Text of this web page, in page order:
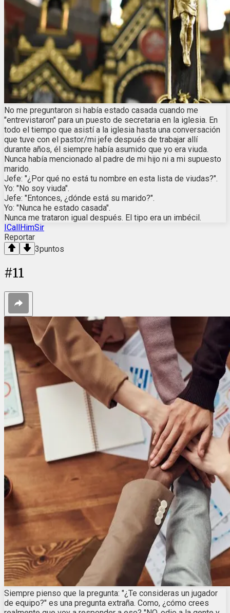
No me preguntaron si había estado casada cuando me
"entrevistaron" para un puesto de secretaria en la iglesia. En
todo el tiempo que asistí a la iglesia hasta una conversación
que tuve con el pastor/mi jefe después de trabajar allí
durante años, él siempre había asumido que yo era viuda.
Nunca había mencionado al padre de mi hijo ni a mi supuesto
marido.
Jefe: "¿Por qué no está tu nombre en esta lista de viudas?".
Yo: "No soy viuda".
Jefe: "Entonces, ¿dónde está su marido?".
Yo: "Nunca he estado casada".
Nunca me trataron igual después. El tipo era un imbécil.
ICallHimSir
Reportar
3puntos
#11
Siempre pienso que la pregunta: "¿Te consideras un jugador
de equipo?" es una pregunta extraña. Como, ¿cómo crees